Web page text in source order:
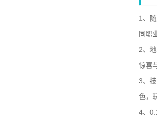
1、
同职
2、
惊喜
3、
色，
4、